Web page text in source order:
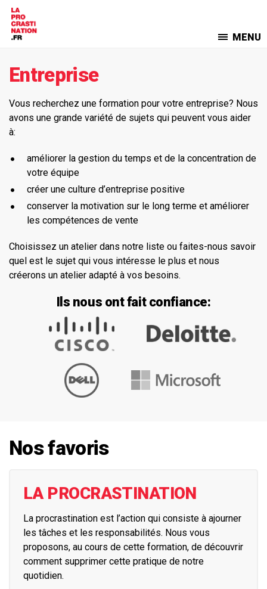
MENU
Entreprise
Vous recherchez une formation pour votre entreprise? Nous
avons une grande variété de sujets qui peuvent vous aider
à:
améliorer la gestion du temps et de la concentration de
votre équipe
créer une culture d’entreprise positive
conserver la motivation sur le long terme et améliorer
les compétences de vente
Choisissez un atelier dans notre liste ou faites-nous savoir
quel est le sujet qui vous intéresse le plus et nous
créerons un atelier adapté à vos besoins.
Ils nous ont fait confiance:
Nos favoris
LA PROCRASTINATION
La procrastination est l’action qui consiste à ajourner
les tâches et les responsabilités. Nous vous
proposons, au cours de cette formation, de découvrir
comment supprimer cette pratique de notre
quotidien.